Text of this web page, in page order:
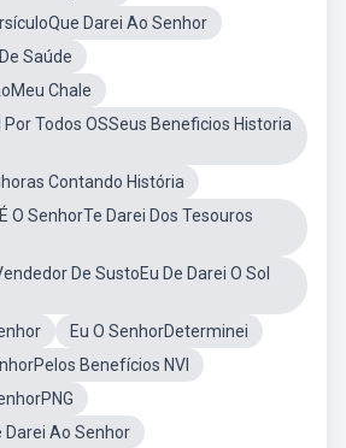
Darei Ao Senhor
Saúde
Chale
Por Todos OSSeus Beneficios Historia
Contando História
O SenhorTe Darei Dos Tesouros
De SustoEu De Darei O Sol
Eu O SenhorDeterminei
Benefícios NVI
Darei Ao Senhor